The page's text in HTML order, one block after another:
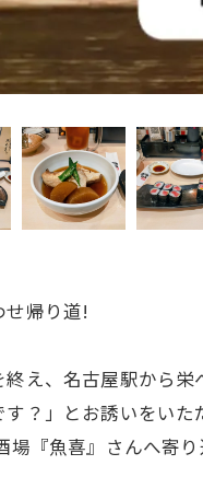
帰り道!
え、名古屋駅から栄
？」とお誘いをいた
場『魚喜』さんへ寄り